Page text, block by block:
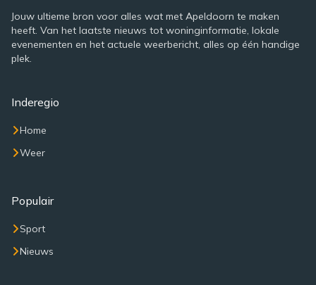
Jouw ultieme bron voor alles wat met Apeldoorn te maken
heeft. Van het laatste nieuws tot woninginformatie, lokale
evenementen en het actuele weerbericht, alles op één handige
plek.
Inderegio
Home
Weer
Populair
Sport
Nieuws